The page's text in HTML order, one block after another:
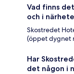
Vad finns
och i
Skostredet
(öppet dygnet
Har
det någon i